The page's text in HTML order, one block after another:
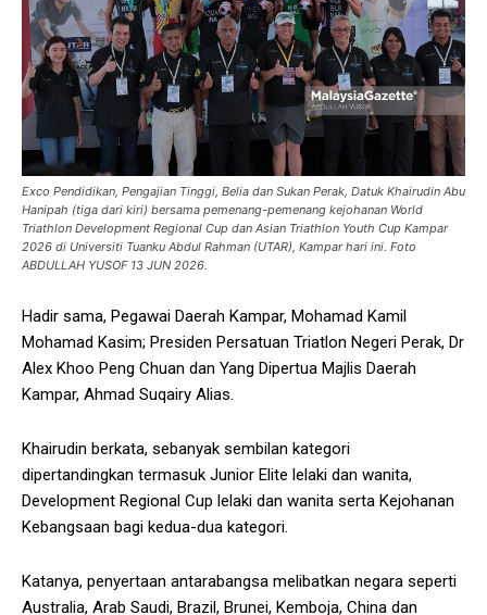
Exco Pendidikan, Pengajian Tinggi, Belia dan Sukan Perak, Datuk Khairudin Abu
Hanipah (tiga dari kiri) bersama pemenang-pemenang kejohanan World
Triathlon Development Regional Cup dan Asian Triathlon Youth Cup Kampar
2026 di Universiti Tuanku Abdul Rahman (UTAR), Kampar hari ini. Foto
ABDULLAH YUSOF 13 JUN 2026.
Hadir sama, Pegawai Daerah Kampar, Mohamad Kamil
Mohamad Kasim; Presiden Persatuan Triatlon Negeri Perak, Dr
Alex Khoo Peng Chuan dan Yang Dipertua Majlis Daerah
Kampar, Ahmad Suqairy Alias.
Khairudin berkata, sebanyak sembilan kategori
dipertandingkan termasuk Junior Elite lelaki dan wanita,
Development Regional Cup lelaki dan wanita serta Kejohanan
Kebangsaan bagi kedua-dua kategori.
Katanya, penyertaan antarabangsa melibatkan negara seperti
Australia, Arab Saudi, Brazil, Brunei, Kemboja, China dan